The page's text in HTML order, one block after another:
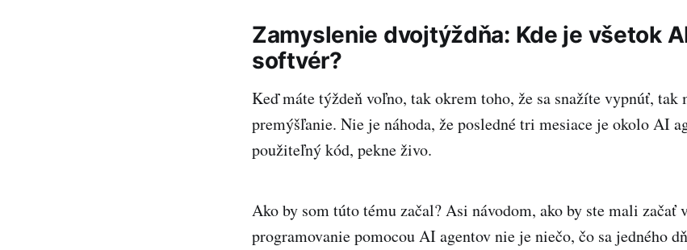
Zamyslenie dvojtýždňa: Kde je všetok
softvér?
Keď máte týždeň voľno, tak okrem toho, že sa snažíte vypnúť, tak
premýšľanie. Nie je náhoda, že posledné tri mesiace je okolo AI
použiteľný kód, pekne živo.
Ako by som túto tému začal? Asi návodom, ako by ste mali začať
programovanie pomocou AI agentov nie je niečo, čo sa jedného